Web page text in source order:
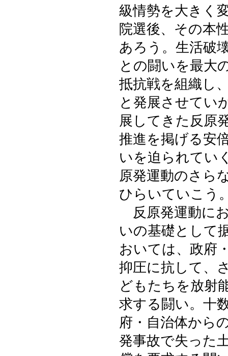
級情勢を大きく
院選後、その本
あろう。生活破
との闘いを最大
抵抗戦を組織し
と発展させてい
展してきた反原
推進を掲げる安
いを迫られてい
原発運動のさら
ひらいていこう
反原発運動に
いの基礎として
おいては、政府
抑圧に抗して、
どもたちを放射
求する闘い。十
府・自治体から
発事故で失った